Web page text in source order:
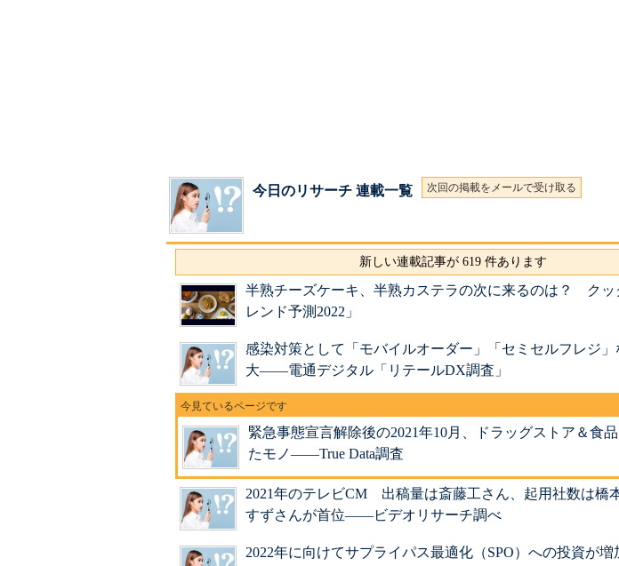
今日のリサーチ 連載一覧 次回の掲載をメールで受け取る
新しい連載記事が 619 件あります
半熟チーズケーキ、半熟カステラの次に来るのは？ クッ
レンド予測2022」
感染対策として「モバイルオーダー」「セミセルフレジ
大――電通デジタル「リテールDX調査」
緊急事態宣言解除後の2021年10月、ドラッグストア＆食
たモノ――True Data調査
2021年のテレビCM 出稿量は斎藤工さん、起用社数は橋
すずさんが首位――ビデオリサーチ調べ
2022年に向けてサプライパス最適化（SPO）への投資が